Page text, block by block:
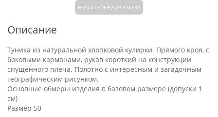
НЕДОСТУПЕН ДЛЯ ЗАКАЗА
Описание
Туника из натуральной хлопковой кулирки. Прямого кроя, с
боковыми карманами, рукав короткий на конструкции
спущенного плеча. Полотно с интересным и загадочным
географическим рисунком.
Основные обмеры изделия в базовом размере (допуски 1
см)
Размер 50